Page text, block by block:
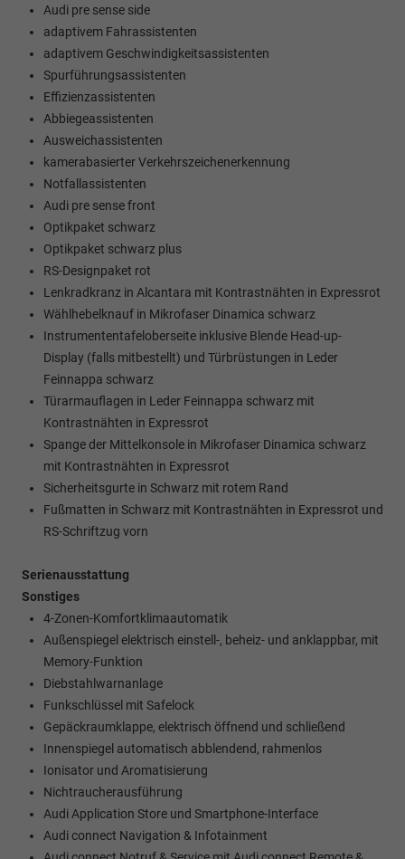
Audi pre sense side
adaptivem Fahrassistenten
adaptivem Geschwindigkeitsassistenten
Spurführungsassistenten
Effizienzassistenten
Abbiegeassistenten
Ausweichassistenten
kamerabasierter Verkehrszeichenerkennung
Notfallassistenten
Audi pre sense front
Optikpaket schwarz
Optikpaket schwarz plus
RS-Designpaket rot
Lenkradkranz in Alcantara mit Kontrastnähten in Expressrot
Wählhebelknauf in Mikrofaser Dinamica schwarz
Instrumententafeloberseite inklusive Blende Head-up-
Display (falls mitbestellt) und Türbrüstungen in Leder
Feinnappa schwarz
Türarmauflagen in Leder Feinnappa schwarz mit
Kontrastnähten in Expressrot
Spange der Mittelkonsole in Mikrofaser Dinamica schwarz
mit Kontrastnähten in Expressrot
Sicherheitsgurte in Schwarz mit rotem Rand
Fußmatten in Schwarz mit Kontrastnähten in Expressrot und
RS-Schriftzug vorn
Serienausstattung
Sonstiges
4-Zonen-Komfortklimaautomatik
Außenspiegel elektrisch einstell-, beheiz- und anklappbar, mit
Memory-Funktion
Diebstahlwarnanlage
Funkschlüssel mit Safelock
Gepäckraumklappe, elektrisch öffnend und schließend
Innenspiegel automatisch abblendend, rahmenlos
Ionisator und Aromatisierung
Nichtraucherausführung
Audi Application Store und Smartphone-Interface
Audi connect Navigation & Infotainment